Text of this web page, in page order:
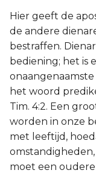
Hier geeft de
de andere
bestraffen.
bediening; het is
het woord
Tim. 4:2. Een
worden in onze
met leeftijd,
moet een